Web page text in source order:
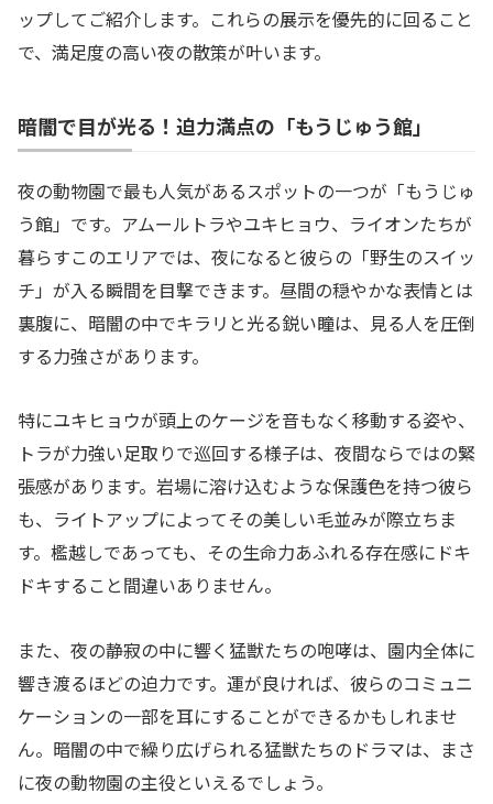
ップしてご紹介します。これらの展示を優先的に回ること
で、満足度の高い夜の散策が叶います。
暗闇で目が光る！迫力満点の「もうじゅう館」
夜の動物園で最も人気があるスポットの一つが「もうじゅ
う館」です。アムールトラやユキヒョウ、ライオンたちが
暮らすこのエリアでは、夜になると彼らの「野生のスイッ
チ」が入る瞬間を目撃できます。昼間の穏やかな表情とは
裏腹に、暗闇の中でキラリと光る鋭い瞳は、見る人を圧倒
する力強さがあります。
特にユキヒョウが頭上のケージを音もなく移動する姿や、
トラが力強い足取りで巡回する様子は、夜間ならではの緊
張感があります。岩場に溶け込むような保護色を持つ彼ら
も、ライトアップによってその美しい毛並みが際立ちま
す。檻越しであっても、その生命力あふれる存在感にドキ
ドキすること間違いありません。
また、夜の静寂の中に響く猛獣たちの咆哮は、園内全体に
響き渡るほどの迫力です。運が良ければ、彼らのコミュニ
ケーションの一部を耳にすることができるかもしれませ
ん。暗闇の中で繰り広げられる猛獣たちのドラマは、まさ
に夜の動物園の主役といえるでしょう。